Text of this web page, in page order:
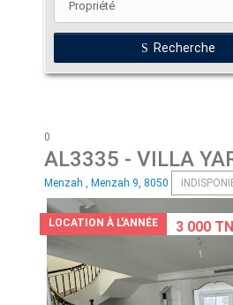
Recherche
0
AL3335 - VILLA
Menzah , Menzah 9, 8050
LOCATION À L'ANNÉE 3 000